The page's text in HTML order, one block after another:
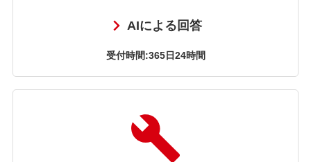
AIによる回答
受付時間:365日24時間